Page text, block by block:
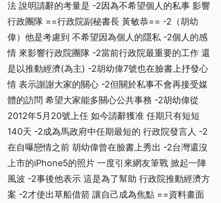
法 說明請辭的考量是 -2因為不希望個人的私事 影響
行政團隊 ==行政院副秘書長 黃敏恭== -2（胡幼
偉）他是考慮到 不希望因為個人的隱私 -2個人的感
情 來影響行政院團隊 -2當前行政院最重要的工作 還
是以推動經濟(為主) -2胡幼偉7號也在臉書上抒發心
情 表示謝謝大家的關心 -2但關於私事不會再接受媒
體的訪問 希望大家能多關心公共事務 -2胡幼偉從
2012年5月20號上任 如今請辭獲准 任期只有短短
140天 -2成為馬政府中任期最短的 行政院發言人 -2
在自曝戀情之前 胡幼偉曾在臉書上秀出 -2台灣還沒
上市的iPhone5的照片 一度引來網友筆戰 掀起一陣
風波 -2事後他表示 這是為了幫助 行政院推動經濟方
案 -2才使出草船借箭 讓自己成為焦點 ==資料畫面